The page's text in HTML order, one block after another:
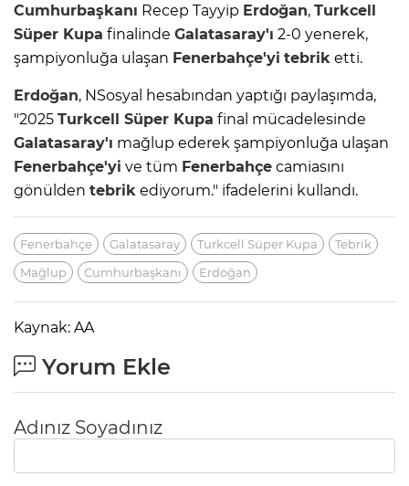
Cumhurbaşkanı Recep Tayyip Erdoğan, Turkcell
Süper Kupa finalinde Galatasaray'ı 2-0 yenerek,
şampiyonluğa ulaşan Fenerbahçe'yi tebrik etti.
Erdoğan, NSosyal hesabından yaptığı paylaşımda,
"2025 Turkcell Süper Kupa final mücadelesinde
Galatasaray'ı mağlup ederek şampiyonluğa ulaşan
Fenerbahçe'yi ve tüm Fenerbahçe camiasını
gönülden tebrik ediyorum." ifadelerini kullandı.
Fenerbahçe Galatasaray Turkcell Süper Kupa
Tebrik
Mağlup
Cumhurbaşkanı Erdoğan
Kaynak: AA
Yorum Ekle
Adınız Soyadınız